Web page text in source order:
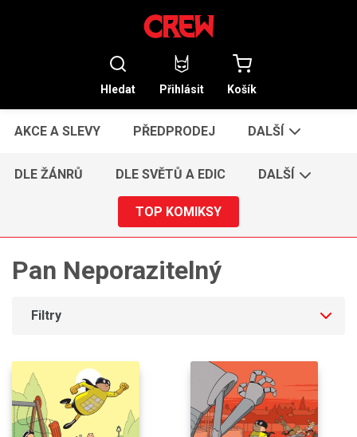
Hledat Přihlásit Košík
AKCE A SLEVY PŘEDPRODEJ DALŠÍ
DLE ŽÁNRŮ DLE SVĚTŮ A EDIC DALŠÍ
TOP KOMIKSY
Pan Neporazitelný
Filtry